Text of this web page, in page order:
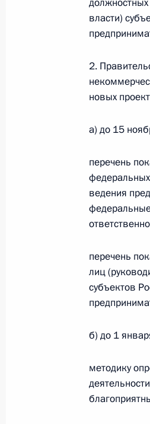
Владимир
11 сентября
2017 годы
11 сентября
10
Меркель
Совещание
округа и
10 сентября
власти)
2.
новых
а) до 15
перечень
ведения
перечень
лиц
субъектов
б) до 1
методику